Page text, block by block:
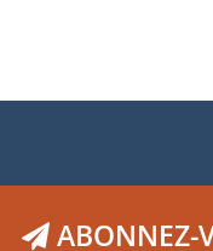
ABONNEZ-